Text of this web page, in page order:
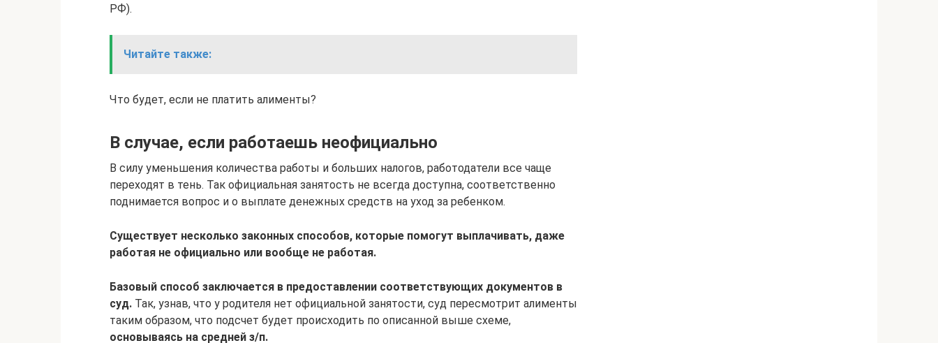
РФ).
Читайте также:
Что будет, если не платить алименты?
В случае, если работаешь неофициально
В силу уменьшения количества работы и больших налогов, работодатели все чаще
переходят в тень. Так официальная занятость не всегда доступна, соответственно
поднимается вопрос и о выплате денежных средств на уход за ребенком.
Существует несколько законных способов, которые помогут выплачивать, даже
работая не официально или вообще не работая.
Базовый способ заключается в предоставлении соответствующих документов в
суд. Так, узнав, что у родителя нет официальной занятости, суд пересмотрит алименты
таким образом, что подсчет будет происходить по описанной выше схеме,
основываясь на средней з/п.